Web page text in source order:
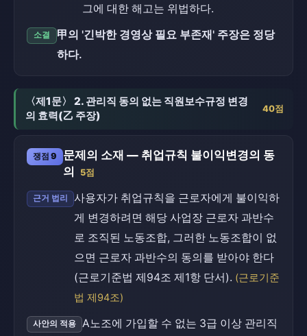
그에 대한 해고는 위법하다.
소결
甲의 '긴박한 경영상 필요 부존재' 주장은 정당
하다.
〈제1문〉 2. 관리직 동의 없는 직원보수규정 변경
의 효력(乙 주장)
40점
쟁점 9
문제의 소재 — 취업규칙 불이익변경의 동
의
5점
근거 법리
사용자가 취업규칙을 근로자에게 불이익하
게 변경하려면 해당 사업장 근로자 과반수
로 조직된 노동조합, 그러한 노동조합이 없
으면 근로자 과반수의 동의를 받아야 한다
(근로기준법 제94조 제1항 단서). (근로기준
법 제94조)
사안의 적용
A노조에 가입할 수 없는 3급 이상 관리직